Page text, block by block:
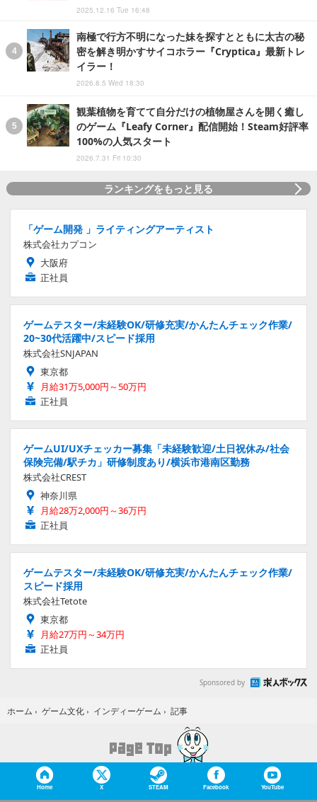
2025.12.16 Tue 16:48
南極で行方不明になった妹を探すとともに太古の秘
密を解き明かすサイコホラー『Cryptica』最新トレ
イラー！
2026.8.5 Wed 18:30
観葉植物を育てて自分だけの植物屋さんを開く癒し
のゲーム『Leafy Corner』配信開始！Steam好評率
100%の人気スタート
2026.7.31 Fri 10:30
ランキングをもっと見る
「ゲーム開発 」ライティングアーティスト
株式会社カプコン
大阪府
正社員
ゲームテスター/未経験OK/研修充実/かんたんチェック作業/
20~30代活躍中/スピード採用
株式会社SNJAPAN
東京都
月給31万5,000円～50万円
正社員
ゲームUI/UXチェッカー募集「未経験歓迎/土日祝休み/社会
保険完備/駅チカ」研修制度あり/横浜市港南区勤務
株式会社CREST
神奈川県
月給28万2,000円～36万円
正社員
ゲームテスター/未経験OK/研修充実/かんたんチェック作業/
スピード採用
株式会社Tetote
東京都
月給27万円～34万円
正社員
Sponsored by
ホーム › ゲーム文化 › インディーゲーム › 記事
Home X STEAM Facebook YouTube